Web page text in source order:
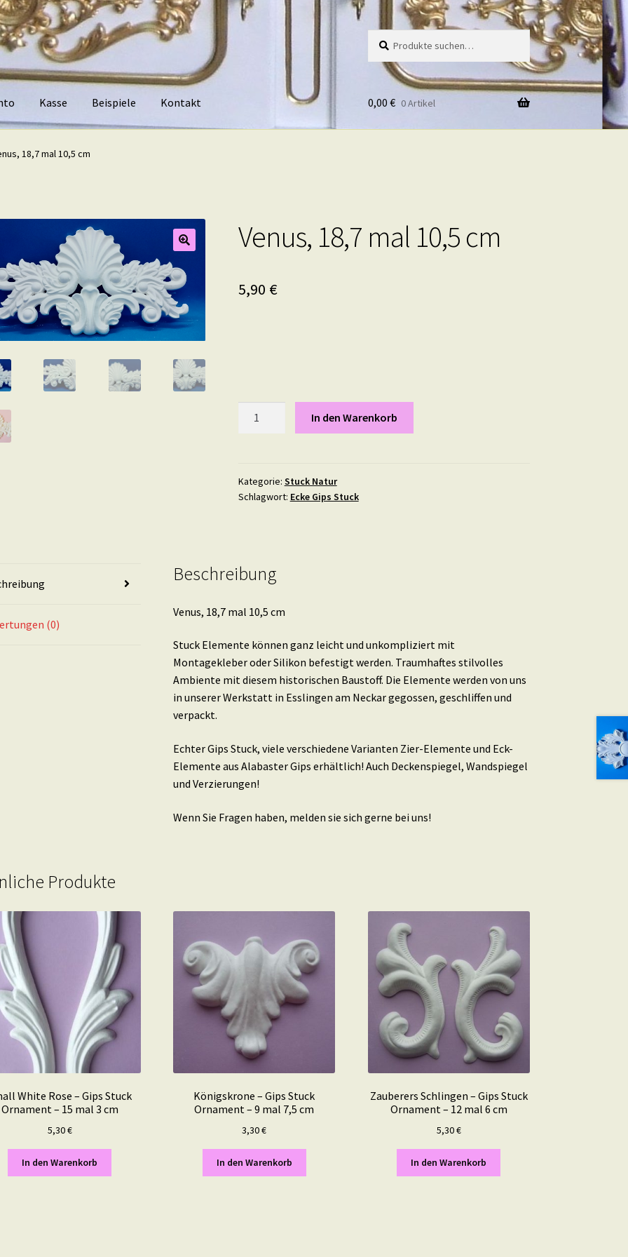
nach:
Kasse Beispiele Kontakt
Kontakt
0,00 € 0 Artikel
18,7 mal 10,5 cm
Venus, 18,7 mal 10,5 cm
5,90 €
cm
Menge
In den Warenkorb
Kategorie: Stuck Natur
Schlagwort: Ecke Gips Stuck
(0)
Beschreibung
Venus, 18,7 mal 10,5 cm
Stuck Elemente können ganz leicht und unkompliziert mit
Montagekleber oder Silikon befestigt werden. Traumhaftes stilvolles
Ambiente mit diesem historischen Baustoff. Die Elemente werden von uns
in unserer Werkstatt in Esslingen am Neckar gegossen, geschliffen und
verpackt.
Echter Gips Stuck, viele verschiedene Varianten Zier-Elemente und Eck-
Elemente aus Alabaster Gips erhältlich! Auch Deckenspiegel, Wandspiegel
und Verzierungen!
Wenn Sie Fragen haben, melden sie sich gerne bei uns!
Produkte
White Rose – Gips Stuck
Ornament – 15 mal 3 cm
5,30€
In den Warenkorb
Königskrone – Gips Stuck
Ornament – 9 mal 7,5 cm
3,30€
In den Warenkorb
Zauberers Schlingen – Gips Stuck
Ornament – 12 mal 6 cm
5,30€
In den Warenkorb